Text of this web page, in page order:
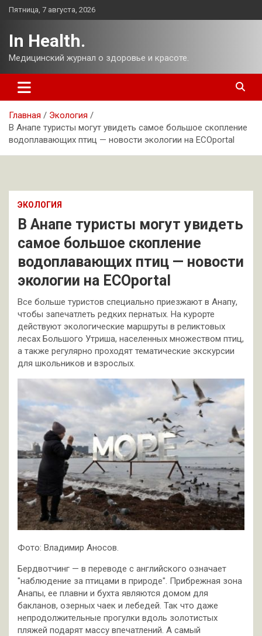
Перейти
Пятница, 7 августа, 2026
In Health.
Медицинский журнал о здоровье и красоте.
Главная
Экология
В Анапе туристы могут увидеть самое большое скопление
водоплавающих птиц — новости экологии на ECOportal
ЭКОЛОГИЯ
В Анапе туристы могут увидеть
самое большое скопление
водоплавающих птиц — новости
экологии на ECOportal
Все больше туристов специально приезжают в Анапу,
чтобы запечатлеть редких пернатых. На курорте
действуют экологические маршруты в реликтовых
лесах Большого Утриша, населенных множеством птиц,
а также регулярно проходят тематические экскурсии
для школьников и взрослых.
Фото: Владимир Аносов.
Бердвотчинг — в переводе с английского означает
"наблюдение за птицами в природе". Прибрежная зона
Анапы, ее плавни и бухта являются домом для
бакланов, озерных чаек и лебедей. Так что даже
непродолжительные прогулки вдоль золотистых
пляжей подарят массу впечатлений. А самый